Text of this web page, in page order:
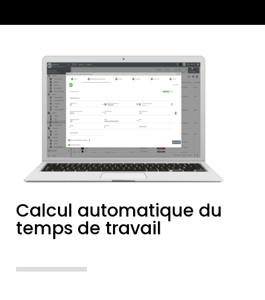
Calcul automatique du
temps de travail